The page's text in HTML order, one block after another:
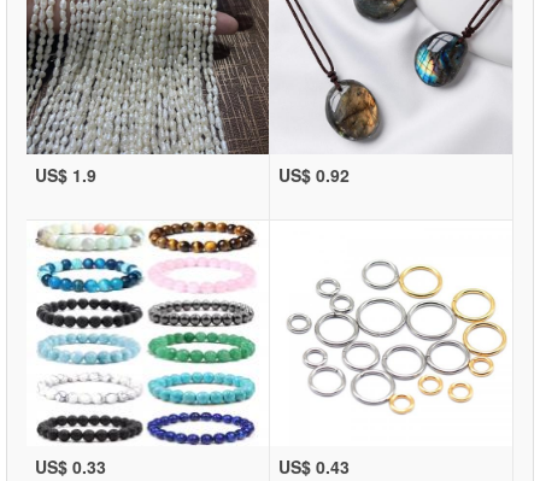
US$ 1.9 US$ 0.92
US$ 0.33 US$ 0.43